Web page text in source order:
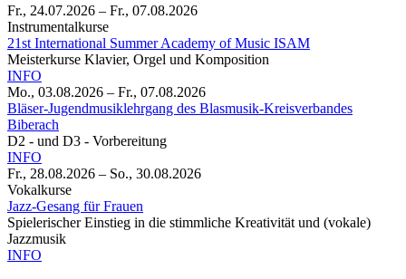
Fr., 24.07.2026 – Fr., 07.08.2026
Instrumentalkurse
21st International Summer Academy of Music ISAM
Meisterkurse Klavier, Orgel und Komposition
INFO
Mo., 03.08.2026 – Fr., 07.08.2026
Bläser-Jugendmusiklehrgang des Blasmusik-Kreisverbandes
Biberach
D2 - und D3 - Vorbereitung
INFO
Fr., 28.08.2026 – So., 30.08.2026
Vokalkurse
Jazz-Gesang für Frauen
Spielerischer Einstieg in die stimmliche Kreativität und (vokale)
Jazzmusik
INFO